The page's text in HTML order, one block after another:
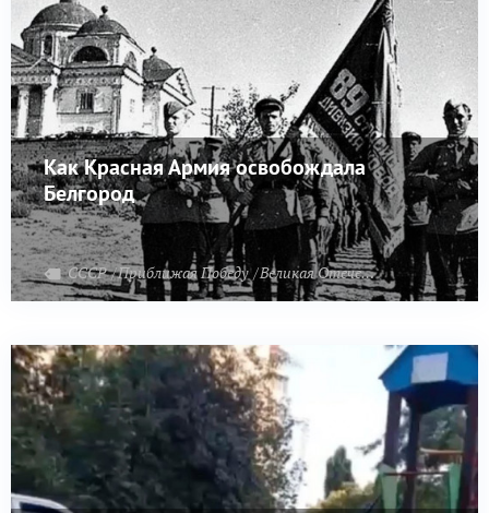
Как Красная Армия освобождала
Белгород
СССР Приближая Победу Великая Отечественная война